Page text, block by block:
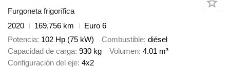
Furgoneta frigorífica
2020
169,756 km
Euro 6
Potencia 102 Hp (75 kW) Combustible diésel
Capacidad de carga 930 kg Volumen 4.01 m³
Configuración del eje 4x2